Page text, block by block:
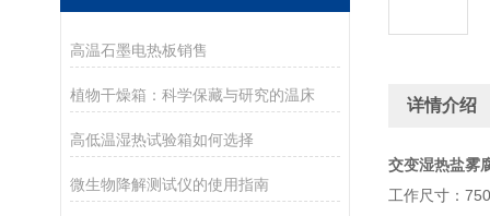
高温石墨电热板销售
植物干燥箱：科学保藏与研究的温床
高低温湿热试验箱如何选择
微生物降解测试仪的使用指南
详情介绍
交变湿热盐雾
工作尺寸：